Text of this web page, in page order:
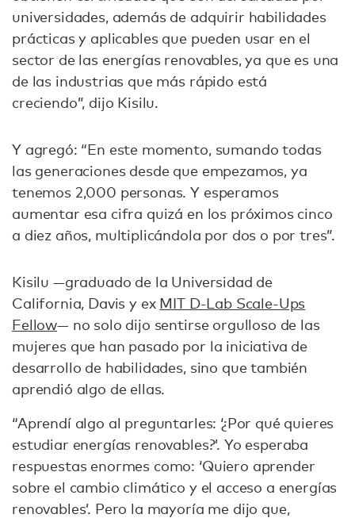
universidades, además de adquirir habilidades
prácticas y aplicables que pueden usar en el
sector de las energías renovables, ya que es una
de las industrias que más rápido está
creciendo”, dijo Kisilu.
Y agregó: “En este momento, sumando todas
las generaciones desde que empezamos, ya
tenemos 2,000 personas. Y esperamos
aumentar esa cifra quizá en los próximos cinco
a diez años, multiplicándola por dos o por tres”.
Kisilu —graduado de la Universidad de
California, Davis y ex MIT D-Lab Scale-Ups
Fellow— no solo dijo sentirse orgulloso de las
mujeres que han pasado por la iniciativa de
desarrollo de habilidades, sino que también
aprendió algo de ellas.
“Aprendí algo al preguntarles: ‘¿Por qué quieres
estudiar energías renovables?’. Yo esperaba
respuestas enormes como: ‘Quiero aprender
sobre el cambio climático y el acceso a energías
renovables’. Pero la mayoría me dijo que,